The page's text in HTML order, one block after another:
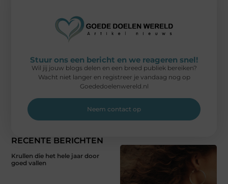
RECENTE BERICHTEN
Krullen die het hele jaar door
goed vallen
Stuur ons een bericht en we reageren snel!
Wil jij jouw blogs delen en een breed publiek bereiken?
Wacht niet langer en registreer je vandaag nog op
Goededoelenwereld.nl
Neem contact op